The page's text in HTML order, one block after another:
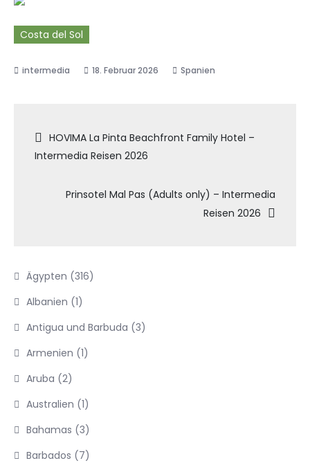
Costa del Sol
18. Februar 2026 Spanien
Beitragsnavigation
HOVIMA La Pinta Beachfront Family Hotel –
Intermedia Reisen 2026
Prinsotel Mal Pas (Adults only) – Intermedia
Reisen 2026
Ägypten (316)
Albanien (1)
Antigua und Barbuda (3)
Armenien (1)
Aruba (2)
Australien (1)
Bahamas (3)
Barbados (7)